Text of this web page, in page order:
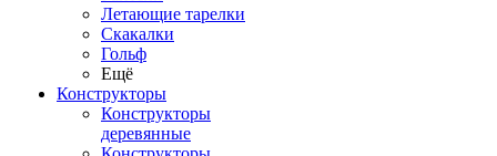
Летающие тарелки
Скакалки
Гольф
Ещё
Конструкторы
Конструкторы
деревянные